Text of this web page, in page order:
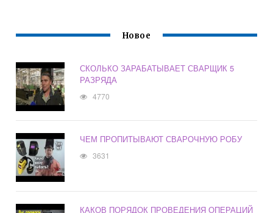
Новое
СКОЛЬКО ЗАРАБАТЫВАЕТ СВАРЩИК 5
РАЗРЯДА
4770
ЧЕМ ПРОПИТЫВАЮТ СВАРОЧНУЮ РОБУ
3631
КАКОВ ПОРЯДОК ПРОВЕДЕНИЯ ОПЕРАЦИЙ